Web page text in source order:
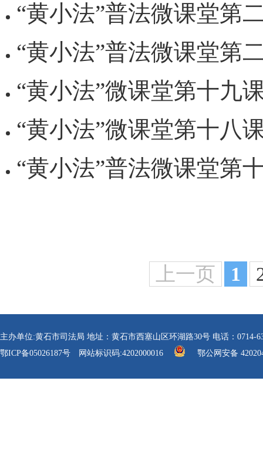
“黄小法”普法微课堂第二十一
“黄小法”普法微课堂第二十课《
“黄小法”微课堂第十九课《依
“黄小法”微课堂第十八课《
“黄小法”普法微课堂第十七课《
上一页 1
主办单位:黄石市司法局 地址：黄石市西塞山区环湖路30号 电话：0714-
鄂ICP备05026187号 网站标识码:4202000016 鄂公网安备